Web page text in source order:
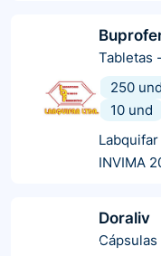
Tabletas -
250 und
10 und
Labquifar
INVIMA
Doraliv